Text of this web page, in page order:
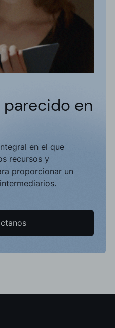
parecido en
en el que
recursos y
proporcionar un